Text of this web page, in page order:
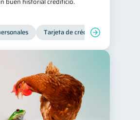
Tarjeta de crédito